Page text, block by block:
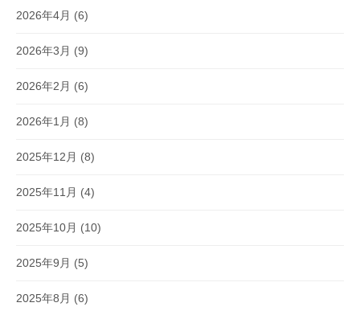
2026年4月 (6)
2026年3月 (9)
2026年2月 (6)
2026年1月 (8)
2025年12月 (8)
2025年11月 (4)
2025年10月 (10)
2025年9月 (5)
2025年8月 (6)